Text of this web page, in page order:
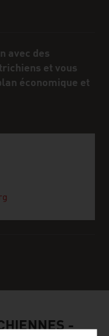
avec des
et vous
économique et
-